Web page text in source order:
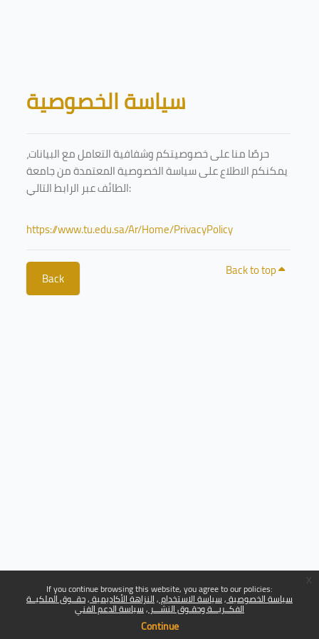
If you continue browsing this website, you agree to our policies:
سياسة الخصوصية سياسة الاستخدام النزاهة الأكاديمية حقــوق الملكيــة
الفكــريـــة وحقـوق النشـــر سياسة الدعم الفني
Continue
Blocks
سياسة الخصوصية
حرصًا منا على خصوصيتكم وشفافية التعامل مع البيانات،
يمكنكم الاطلاع على سياسة الخصوصية المعتمدة من جامعة
الطائف عبر الرابط التالي:
https://www.tu.edu.sa/Ar/Home/PrivacyPolicy
Back Back to top